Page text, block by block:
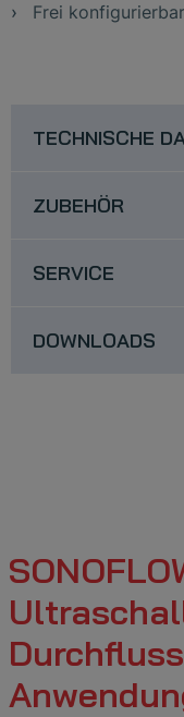
Frei
TECHNISCHE
ZUBEHÖR
SERVICE
DOWNLOADS